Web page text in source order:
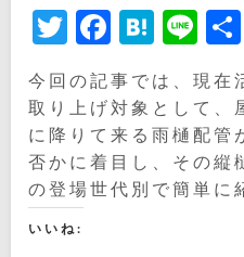
Twitter
今回の記事では、現在
取り上げ対象として、
に降りて来る雨樋配管
否かに着目し、その縦
の登場世代別で簡単に
いいね: